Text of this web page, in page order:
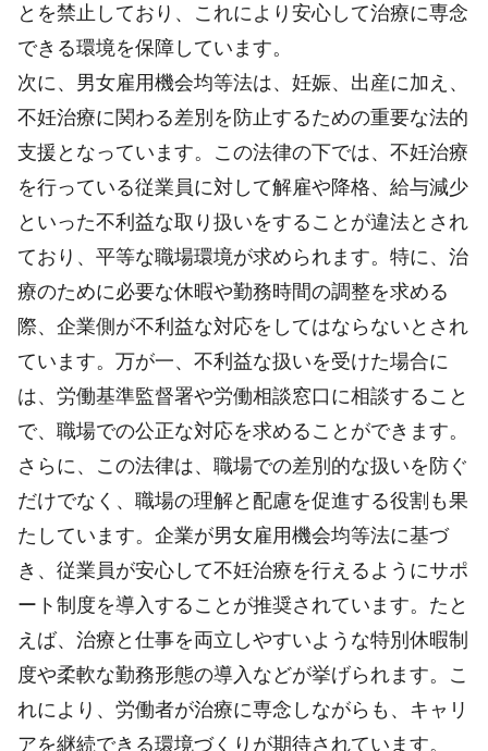
とを禁止しており、これにより安心して治療に専念
できる環境を保障しています。
次に、男女雇用機会均等法は、妊娠、出産に加え、
不妊治療に関わる差別を防止するための重要な法的
支援となっています。この法律の下では、不妊治療
を行っている従業員に対して解雇や降格、給与減少
といった不利益な取り扱いをすることが違法とされ
ており、平等な職場環境が求められます。特に、治
療のために必要な休暇や勤務時間の調整を求める
際、企業側が不利益な対応をしてはならないとされ
ています。万が一、不利益な扱いを受けた場合に
は、労働基準監督署や労働相談窓口に相談すること
で、職場での公正な対応を求めることができます。
さらに、この法律は、職場での差別的な扱いを防ぐ
だけでなく、職場の理解と配慮を促進する役割も果
たしています。企業が男女雇用機会均等法に基づ
き、従業員が安心して不妊治療を行えるようにサポ
ート制度を導入することが推奨されています。たと
えば、治療と仕事を両立しやすいような特別休暇制
度や柔軟な勤務形態の導入などが挙げられます。こ
れにより、労働者が治療に専念しながらも、キャリ
アを継続できる環境づくりが期待されています。